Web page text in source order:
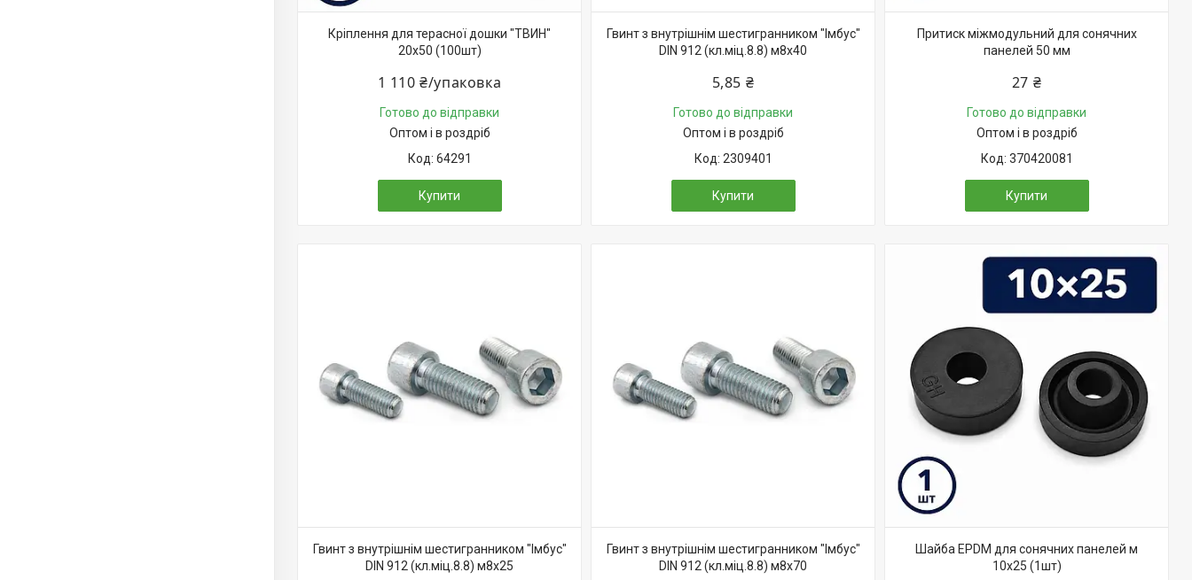
Кріплення для терасної дошки "ТВИН"
20х50 (100шт)
1 110 ₴/упаковка
Готово до відправки
Оптом і в роздріб
64291
Купити
Гвинт з внутрішнім шестигранником "Імбус"
DIN 912 (кл.міц.8.8) м8х40
5,85 ₴
Готово до відправки
Оптом і в роздріб
2309401
Купити
Притиск міжмодульний для сонячних
панелей 50 мм
27 ₴
Готово до відправки
Оптом і в роздріб
370420081
Купити
Гвинт з внутрішнім шестигранником "Імбус"
DIN 912 (кл.міц.8.8) м8х25
Гвинт з внутрішнім шестигранником "Імбус"
DIN 912 (кл.міц.8.8) м8х70
Шайба EPDM для сонячних панелей м
10x25 (1шт)